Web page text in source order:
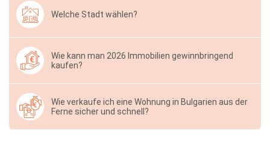
Welche Stadt wählen?
Wie kann man 2026 Immobilien gewinnbringend
kaufen?
Wie verkaufe ich eine Wohnung in Bulgarien aus der
Ferne sicher und schnell?